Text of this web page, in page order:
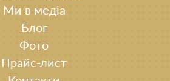
Ми в медіа
Блог
Фото
Прайс-лист